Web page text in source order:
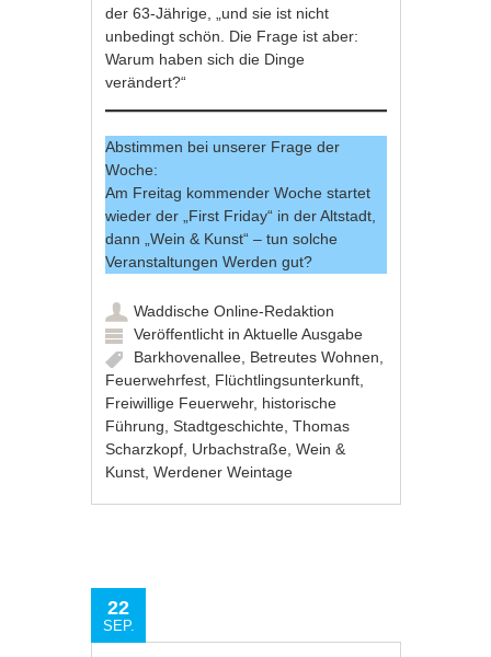
der 63-Jährige, „und sie ist nicht
unbedingt schön. Die Frage ist aber:
Warum haben sich die Dinge
verändert?“
Abstimmen bei unserer Frage der
Woche:
Am Freitag kommender Woche startet
wieder der „First Friday“ in der Altstadt,
dann „Wein & Kunst“ – tun solche
Veranstaltungen Werden gut?
Waddische Online-Redaktion
Veröffentlicht inAktuelle Ausgabe
Barkhovenallee Betreutes Wohnen
Feuerwehrfest Flüchtlingsunterkunft
Freiwillige Feuerwehr, historische
Führung ,Stadtgeschichte ,Thomas
Scharzkopf Urbachstraße ,Wein &
Kunst ,Werdener Weintage
22
SEP.